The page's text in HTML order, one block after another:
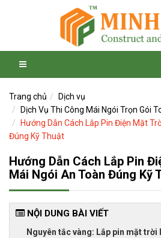
Trang chủ
Dịch vụ
Dịch Vụ Thi Công Mái Ngói Trọn Gói
Hướng Dẫn Cách Lắp Pin Điện Mặt
Đúng Kỹ Thuật
Hướng Dẫn Cách Lắp Pin
Mái Ngói An Toàn Đúng Kỹ
NỘI DUNG BÀI VIẾT
Nguyên tắc vàng: Lắp pin mặt